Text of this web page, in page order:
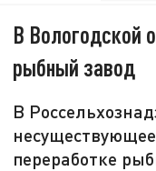
В Вологодской
рыбный завод
В
переработке